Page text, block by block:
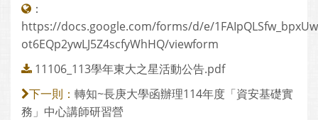
：
https://docs.google.com/forms/d/e/
ot6EQp2ywLJ5Z4scfyWhHQ/viewform
11106_113學年東大之星活動公告.pdf
下一則： 轉知~長庚大學函辦理114年度「資安基礎實
務」中心講師研習營